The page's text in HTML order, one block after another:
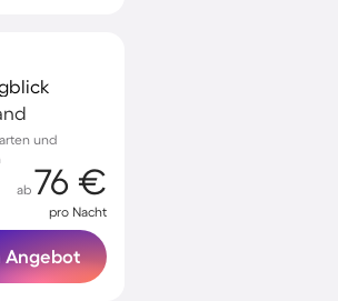
und
ab 76 €
pro Nacht
Angebot